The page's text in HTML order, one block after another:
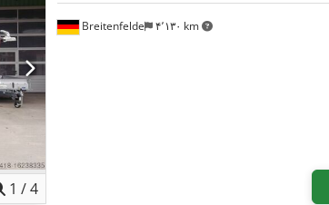
1 /4
Breitenfelde ۴٬۱۳۰ km